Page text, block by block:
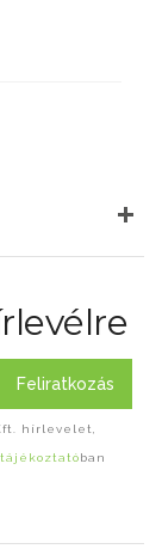
Feliratkozás
hírlevelet,
ban